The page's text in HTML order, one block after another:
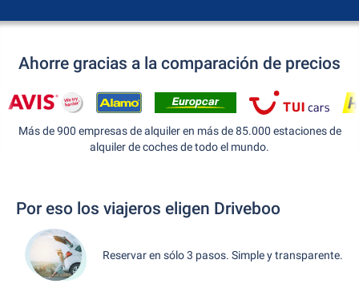
Ahorre gracias a la comparación de precios
Más de 900 empresas de alquiler en más de 85.000 estaciones de
alquiler de coches de todo el mundo.
Por eso los viajeros eligen Driveboo
Reservar en sólo 3 pasos. Simple y transparente.